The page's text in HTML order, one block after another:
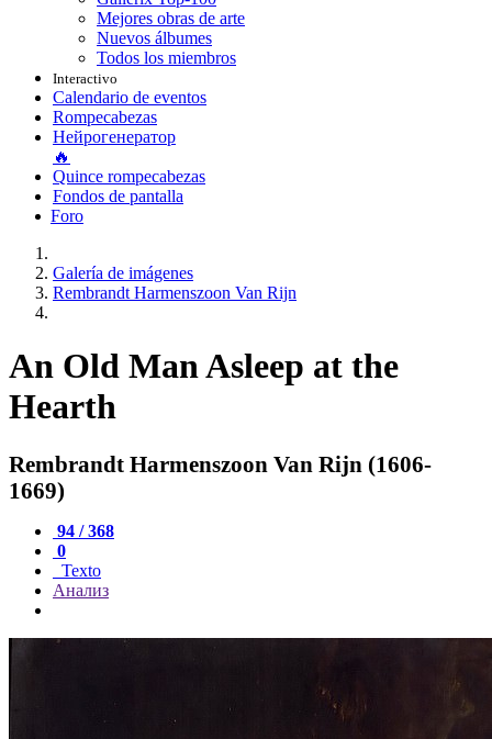
Mejores obras de arte
Nuevos álbumes
Todos los miembros
Interactivo
Calendario de eventos
Rompecabezas
Нейрогенератор
🔥
Quince rompecabezas
Fondos de pantalla
Foro
Galería de imágenes
Rembrandt Harmenszoon Van Rijn
An Old Man Asleep at the
Hearth
Rembrandt Harmenszoon Van Rijn (1606-
1669)
94 / 368
0
Texto
Анализ